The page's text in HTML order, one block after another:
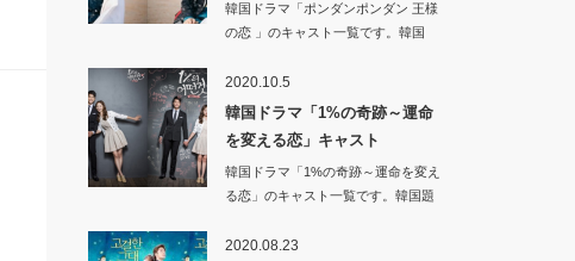
韓国ドラマ「ポンダンポンダン 王様
の恋 」のキャスト一覧です。韓国
2020.10.5
韓国ドラマ「1%の奇跡～運命
を変える恋」キャスト
韓国ドラマ「1%の奇跡～運命を変え
る恋」のキャスト一覧です。韓国題
2020.08.23